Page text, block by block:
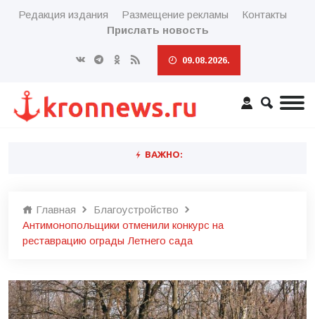
Редакция издания Размещение рекламы
Контакты
Прислать новость
09.08.2026.
ВАЖНО:
Главная
Благоустройство
Антимонопольщики отменили конкурс на
реставрацию ограды Летнего сада